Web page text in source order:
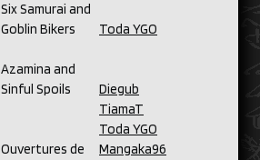
Six Samurai and
Goblin Bikers
Azamina and
Sinful Spoils
Ouvertures de
Toda YGO
Diegub
TiamaT
Toda YGO
Mangaka96